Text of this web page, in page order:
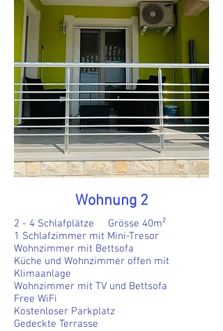
Wohnung 2
2 - 4 Schlafplätze Grösse 40m²
1 Schlafzimmer mit Mini-Tresor
Wohnzimmer mit Bettsofa
Küche und Wohnzimmer offen mit
Klimaanlage
Wohnzimmer mit TV und Bettsofa
Free WiFi
Kostenloser Parkplatz
Gedeckte Terrasse